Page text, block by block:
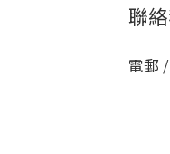
聯
電郵